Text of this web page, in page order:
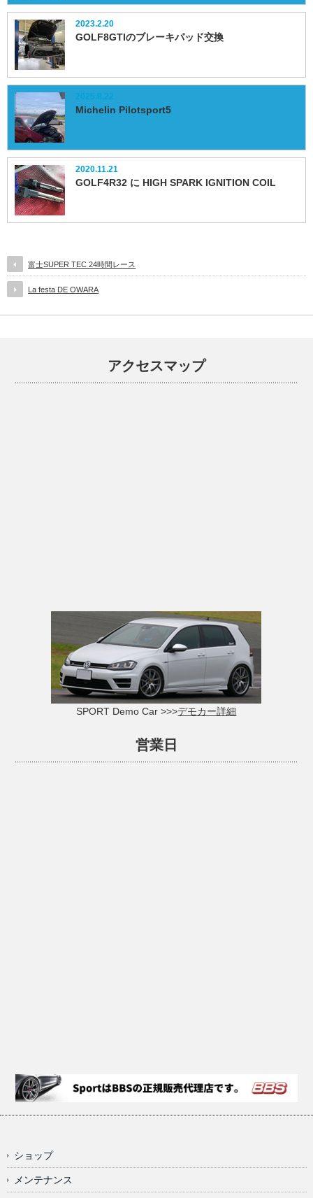
2023.2.20
GOLF8GTIのブレーキパッド交換
2025.8.22
Michelin Pilotsport5
2020.11.21
GOLF4R32 に HIGH SPARK IGNITION COIL
富士SUPER TEC 24時間レース
La festa DE OWARA
アクセスマップ
SPORT Demo Car >>>デモカー詳細
営業日
ショップ
メンテナンス